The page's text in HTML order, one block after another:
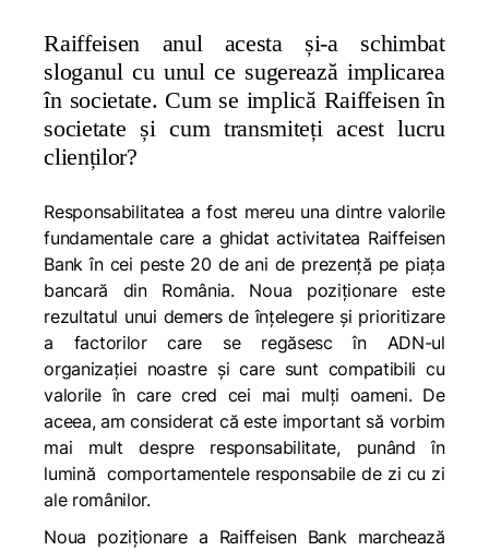
Raiffeisen anul acesta și-a schimbat
sloganul cu unul ce sugerează implicarea
în societate. Cum se implică Raiffeisen în
societate și cum transmiteți acest lucru
clienților?
Responsabilitatea a fost mereu una dintre valorile
fundamentale care a ghidat activitatea Raiffeisen
Bank în cei peste 20 de ani de prezență pe piața
bancară din România. Noua poziționare este
rezultatul unui demers de înțelegere și prioritizare
a factorilor care se regăsesc în ADN-ul
organizației noastre și care sunt compatibili cu
valorile în care cred cei mai mulți oameni. De
aceea, am considerat că este important să vorbim
mai mult despre responsabilitate, punând în
lumină comportamentele responsabile de zi cu zi
ale românilor.
Noua poziționare a Raiffeisen Bank marchează